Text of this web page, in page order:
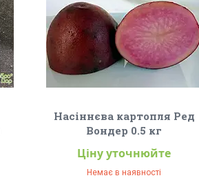
Насіннєва картопля Ред
Вондер 0.5 кг
Ціну уточнюйте
Немає в наявності